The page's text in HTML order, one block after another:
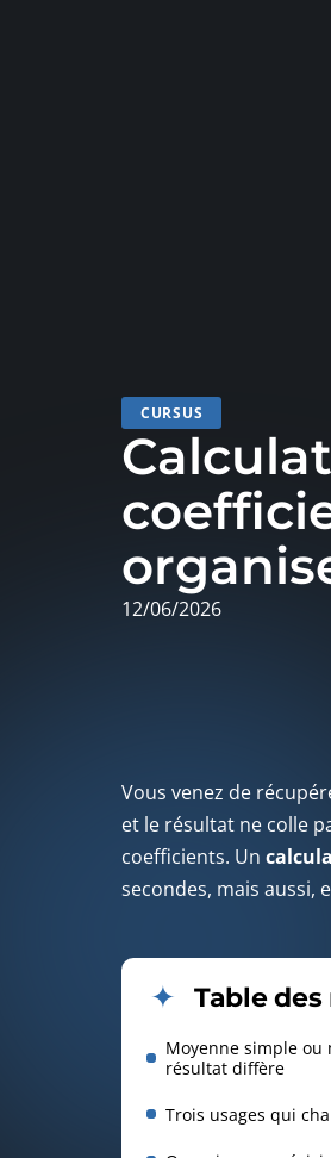
CURSUS
12/06/2026
Vous venez de
et le résultat ne colle
coefficients. Un
secondes, mais aussi,
Table
Moyenne simple
résultat diffère
Trois usages qui